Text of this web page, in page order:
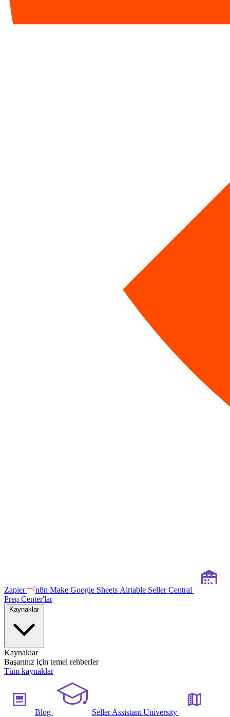
Zapier n8n Make Google Sheets Airtable Seller Central
Prep Center'lar
Kaynaklar
Kaynaklar
Başarınız için temel rehberler
Tüm kaynaklar
Blog Seller Assistant University